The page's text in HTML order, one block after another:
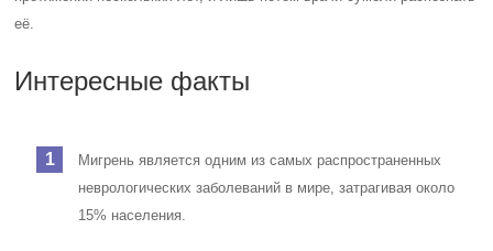
её.
Интересные факты
Мигрень является одним из самых распространенных
неврологических заболеваний в мире, затрагивая около
15% населения.